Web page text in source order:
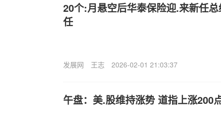
20个:月悬空后华泰保险迎.来新任
任
发展网 王志 2026-02-01 21:03:37
午盘：美.股维持涨势 道指上涨200